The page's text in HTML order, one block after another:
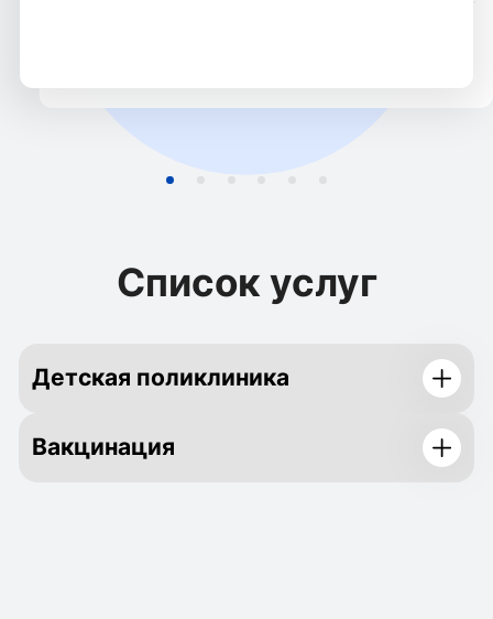
Список услуг
Детская поликлиника
Вакцинация